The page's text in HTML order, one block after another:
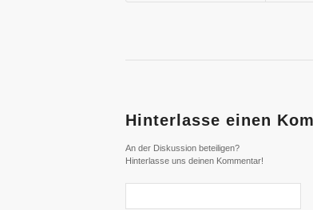
Hinterlasse einen
An der Diskussion beteiligen?
Hinterlasse uns deinen Kommentar!